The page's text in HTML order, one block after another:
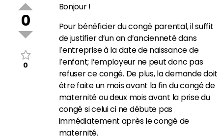
0
0
Bonjour !
Pour bénéficier du congé parental, il suffit
de justifier d’un an d’ancienneté dans
l’entreprise à la date de naissance de
l’enfant; l’employeur ne peut donc pas
refuser ce congé. De plus, la demande doit
être faite un mois avant la fin du congé de
maternité ou deux mois avant la prise du
congé si celui ci ne débute pas
immédiatement après le congé de
maternité.